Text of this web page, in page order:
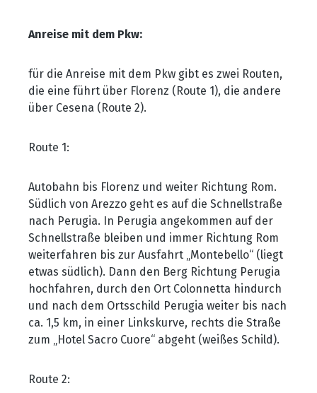
Anreise mit dem Pkw:
für die Anreise mit dem Pkw gibt es zwei Routen,
die eine führt über Florenz (Route 1), die andere
über Cesena (Route 2).
Route 1:
Autobahn bis Florenz und weiter Richtung Rom.
Südlich von Arezzo geht es auf die Schnellstraße
nach Perugia. In Perugia angekommen auf der
Schnellstraße bleiben und immer Richtung Rom
weiterfahren bis zur Ausfahrt „Montebello“ (liegt
etwas südlich). Dann den Berg Richtung Perugia
hochfahren, durch den Ort Colonnetta hindurch
und nach dem Ortsschild Perugia weiter bis nach
ca. 1,5 km, in einer Linkskurve, rechts die Straße
zum „Hotel Sacro Cuore“ abgeht (weißes Schild).
Route 2: